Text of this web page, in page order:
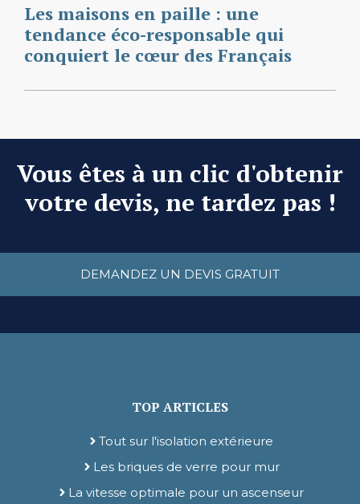
Les maisons en paille : une
tendance éco-responsable qui
conquiert le cœur des Français
Vous êtes à un clic d'obtenir
votre devis, ne tardez pas !
DEMANDEZ UN DEVIS GRATUIT
TOP ARTICLES
Tout sur l'isolation extérieure
Les briques de verre pour mur
La vitesse optimale pour un ascenseur